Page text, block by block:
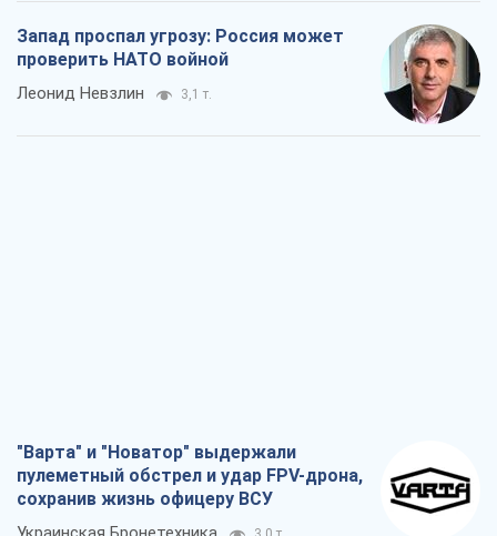
Запад проспал угрозу: Россия может
проверить НАТО войной
Леонид Невзлин 3,1 т.
"Варта" и "Новатор" выдержали
пулеметный обстрел и удар FPV-дрона,
сохранив жизнь офицеру ВСУ